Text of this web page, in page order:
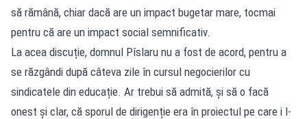
să rămână, chiar dacă are un impact bugetar mare, tocmai
pentru că are un impact social semnificativ.
La acea discuție, domnul Pîslaru nu a fost de acord, pentru a
se răzgândi după câteva zile în cursul negocierilor cu
sindicatele din educație. Ar trebui să admită, și să o facă
onest și clar, că sporul de dirigenție era în proiectul pe care i l-